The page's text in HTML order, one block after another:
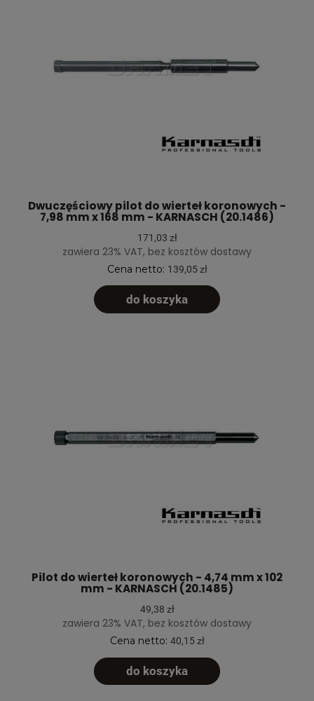
Dwuczęściowy pilot do wierteł koronowych -
7,98 mm x 168 mm - KARNASCH (20.1486)
171,03 zł
zawiera 23% VAT, bez kosztów dostawy
Cena netto: 139,05 zł
do koszyka
Pilot do wierteł koronowych - 4,74 mm x 102
mm - KARNASCH (20.1485)
49,38 zł
zawiera 23% VAT, bez kosztów dostawy
Cena netto: 40,15 zł
do koszyka